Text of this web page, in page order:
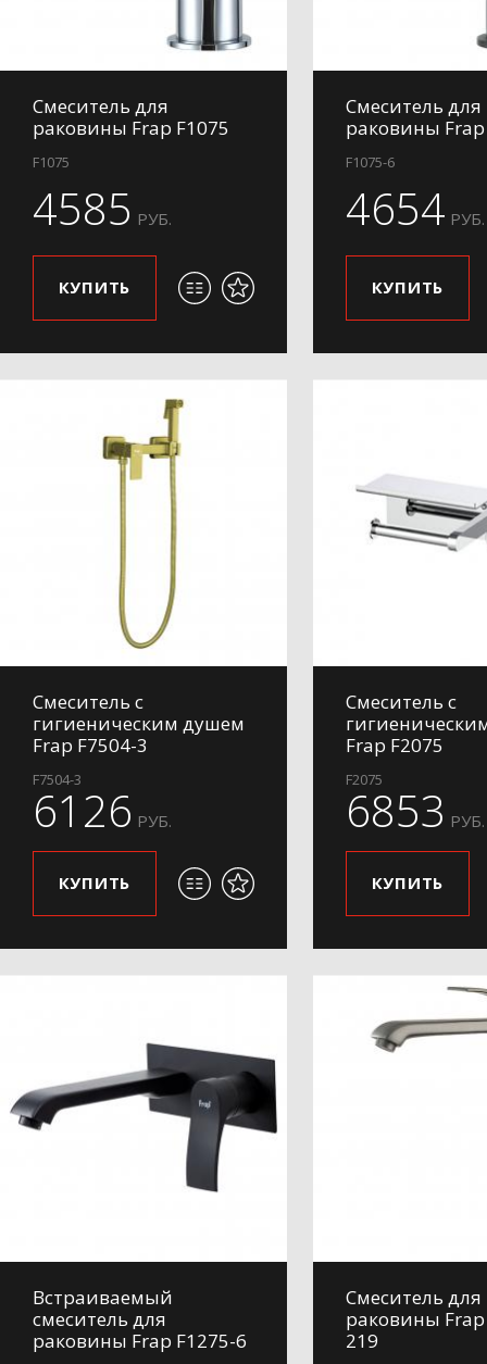
Смеситель для
раковины Frap F1075
F1075
4585 РУБ.
КУПИТЬ
Смеситель для
раковины Frap
F1075-6
4654 РУБ.
КУПИТЬ
Смеситель с
гигиеническим душем
Frap F7504-3
F7504-3
6126 РУБ.
КУПИТЬ
Смеситель с
Frap F2075
F2075
6853 РУБ.
КУПИТЬ
Встраиваемый
смеситель для
раковины Frap F1275-6
Смеситель для
раковины Frap
219